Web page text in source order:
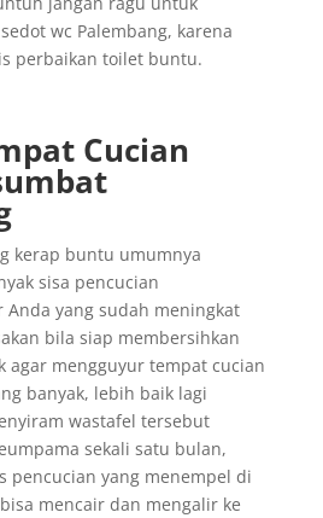
wc Palembang, karena
perbaikan toilet buntu.
Cucian
kerap buntu umumnya
sisa pencucian
yang sudah meningkat
bila siap membersihkan
agar mengguyur tempat cucian
banyak, lebih baik lagi
wastafel tersebut
sekali satu bulan,
pencucian yang menempel di
mencair dan mengalir ke